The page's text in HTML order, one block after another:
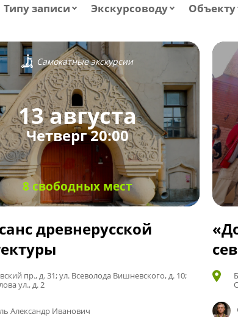
Типу записи Экскурсоводу Объекту
Самокатные экскурсии
13 августа
Четверг 20:00
8 свободных мест
древнерусской
пр., д. 31; ул. Всеволода Вишневского, д. 10;
ул., д. 2
Александр Иванович